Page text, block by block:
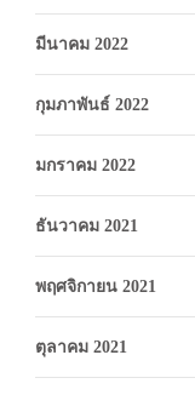
มีนาคม 2022
กุมภาพันธ์ 2022
มกราคม 2022
ธันวาคม 2021
พฤศจิกายน 2021
ตุลาคม 2021